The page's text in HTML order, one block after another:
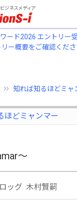
ジネスメディア
ワード2026 エントリー
リー概要をご確認くださ
知れば知るほどミャ
ほどミャンマー
～
ッグ 木村賢嗣